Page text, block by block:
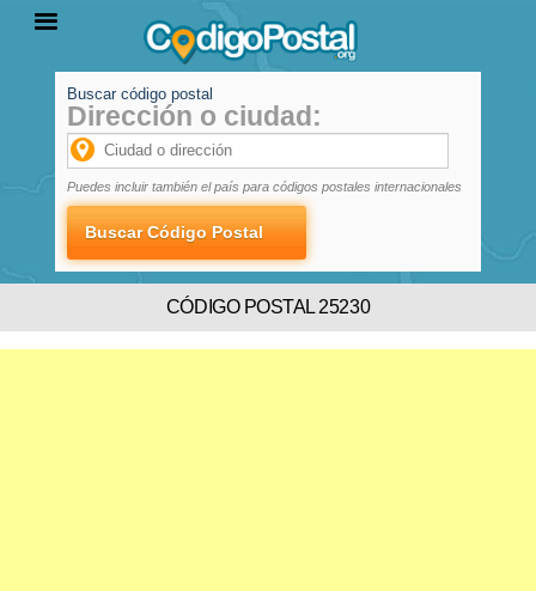
PROVINCIAS
LOCALIDADES
Buscar código postal
Dirección o ciudad:
Puedes incluir también el país para códigos postales internacionales
CÓDIGO POSTAL 25230